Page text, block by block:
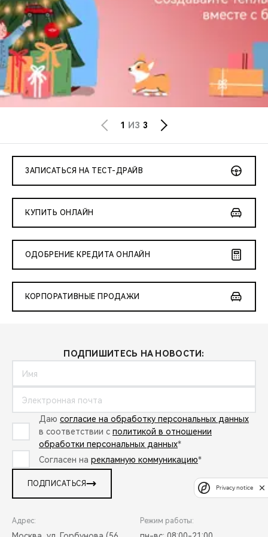
CHERY И СПОРТ
НАШИ МЕРОПРИЯТИЯ
ВИДЕООБЗОРЫ
1 ИЗ 3
ЗАПИСАТЬСЯ НА ТЕСТ-ДРАЙВ
КУПИТЬ ОНЛАЙН
ОДОБРЕНИЕ КРЕДИТА ОНЛАЙН
КОРПОРАТИВНЫЕ ПРОДАЖИ
ПОДПИШИТЕСЬ НА НОВОСТИ:
Даю согласие на обработку персональных данных
в соответствии с политикой в отношении
обработки персональных данных*
Согласен на рекламную коммуникацию*
ПОДПИСАТЬСЯ
Адрес: Режим работы:
Privacy notice